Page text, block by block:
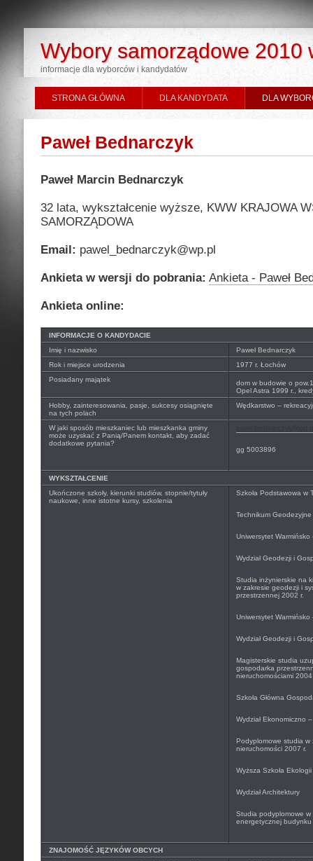
Wybory samorządowe 2010
informacje dla wyborców i kandydatów
STRONA GŁÓWNA DLA KANDYDATA DLA
Paweł Bednarczyk
Paweł Marcin Bednarczyk
32 lata, wykształcenie wyższe, KWW KRAJOWA
SAMORZĄDOWA
Email: pawel_bednarczyk@wp.pl
Ankieta w wersji do pobrania: Ankieta - Paweł
Ankieta online:
INFORMACJE O KANDYDACIE
Imię i nazwisko
Paweł Bednarczyk
Rok i miejsce urodzenia
1977 r. Łochów
Posiadany majątek
dom w budowie o
Opel Astra 1999 r.,
Hobby, zainteresowania, pasje, sukcesy osiągnięte
na tych polach
Wędkarstwo –
W jaki sposób mieszkaniec lub mieszkanka gminy
może uzyskać z Panią/Panem kontakt, aby zadać
dodatkowe pytania?
gg 5003896
WYKSZTAŁCENIE
Ukończone szkoły, kierunki studiów, stopnie/tytuły
naukowe, inne istotne kursy, szkolenia
Szkoła Podstawowa w
Technikum
Uniwersytet
Wydział Geodezji i
Studia inżynierskie na
w zakresie geodezji i
przestrzennej 2002 r.
Uniwersytet
Wydział Geodezji i
Magisterskie studia
gospodarka
nieruchomościami 2004
Szkoła Główna
Wydział Ekonomiczno
Podyplomowe studia w
nieruchomości 2007 r.
Wyższa Szkoła
Wydział Architektury
Studia podyplomowe w
energetycznej budynku
ZNAJOMOŚĆ JĘZYKÓW OBCYCH